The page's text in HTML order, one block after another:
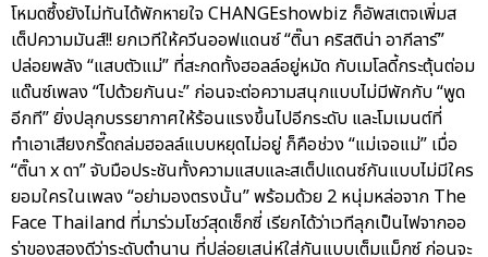
โหมดซึ้งยังไม่ทันได้พักหายใจ CHANGEshowbiz ก็อัพสเตจเพิ่มส
เต็ปความมันส์!! ยกเวทีให้ควีนออฟแดนซ์ “ติ๊นา คริสติน่า อากีลาร์”
ปล่อยพลัง “แสบตัวแม่” ที่สะกดทั้งฮอลล์อยู่หมัด กับเมโลดี้กระตุ้นต่อม
แด๊นซ์เพลง “ไปด้วยกันนะ” ก่อนจะต่อความสนุกแบบไม่มีพักกับ “พูด
อีกที” ยิ่งปลุกบรรยากาศให้ร้อนแรงขึ้นไปอีกระดับ และโมเมนต์ที่
ทำเอาเสียงกรี๊ดถล่มฮอลล์แบบหยุดไม่อยู่ ก็คือช่วง “แม่เจอแม่” เมื่อ
“ติ๊นา x ดา” จับมือประชันทั้งความแสบและสเต็ปแดนซ์กันแบบไม่มีใคร
ยอมใครในเพลง “อย่ามองตรงนั้น” พร้อมด้วย 2 หนุ่มหล่อจาก The
Face Thailand ที่มาร่วมโชว์สุดเซ็กซี่ เรียกได้ว่าเวทีลุกเป็นไฟจากออ
ร่าของสองดีว่าระดับตำนาน ที่ปล่อยเสน่ห์ใส่กันแบบเต็มแม็กซ์ ก่อนจะ